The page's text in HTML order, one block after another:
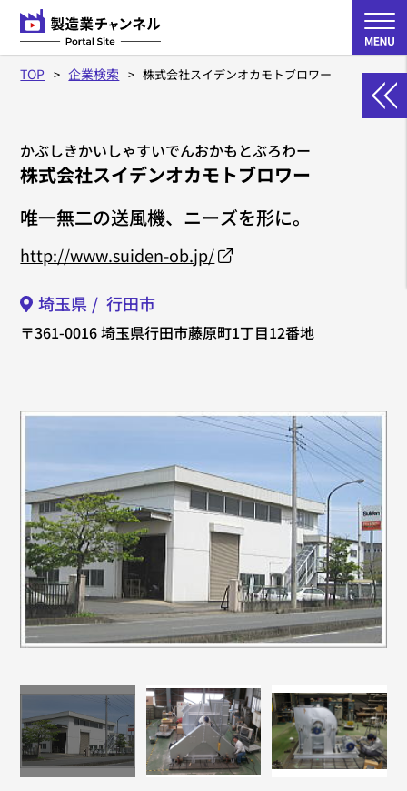
TOP 企業検索 株式会社スイデンオカモトブロワー
かぶしきかいしゃすいでんおかもとぶろわー
株式会社スイデンオカモトブロワー
唯一無二の送風機、ニーズを形に。
http://www.suiden-ob.jp/
埼玉県 行田市
〒361-0016埼玉県行田市藤原町1丁目12番地